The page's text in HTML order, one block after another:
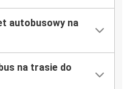
autobusowy na
na trasie do